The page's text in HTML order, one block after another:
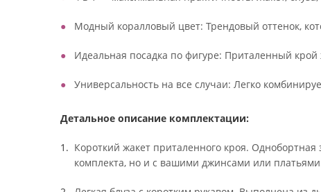
Модный коралловый цвет: Трендовый оттенок,
Идеальная посадка по фигуре: Приталенный
Универсальность на все случаи: Легко
Детальное описание комплектации:
Короткий жакет приталенного кроя.
комплекта, но и с вашими джинсами или